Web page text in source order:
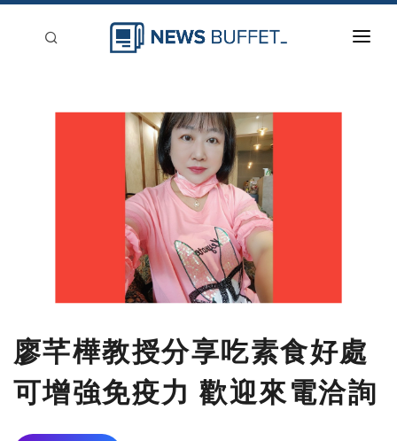
廖芊樺教授分享吃素食好處
可增強免疫力 歡迎來電洽詢